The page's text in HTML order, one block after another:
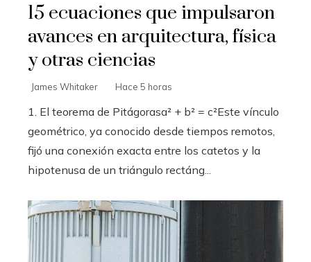
15 ecuaciones que impulsaron
avances en arquitectura, física
y otras ciencias
James Whitaker Hace 5 horas
1. El teorema de Pitágorasa² + b² = c²Este vínculo
geométrico, ya conocido desde tiempos remotos,
fijó una conexión exacta entre los catetos y la
hipotenusa de un triángulo rectáng...